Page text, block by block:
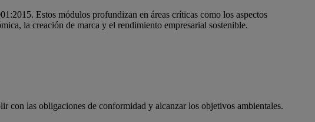
Estos módulos profundizan en áreas críticas como los aspectos
la creación de marca y el rendimiento empresarial sostenible.
con las obligaciones de conformidad y alcanzar los objetivos ambientales.